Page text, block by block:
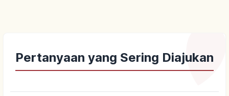
Pertanyaan yang Sering Diajukan